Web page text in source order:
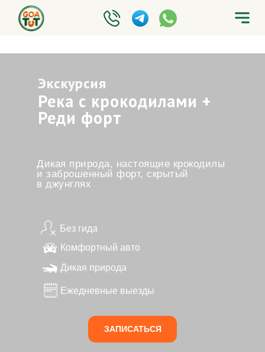
Экскурсия
Река с крокодилами +
Реди форт
Дикая природа, настоящие крокодилы
и заброшенный форт, скрытый
в джунглях
ЗАПИСАТЬСЯ
Комфортный авто
Ежедневные выезды
Дикая природа
Без гида